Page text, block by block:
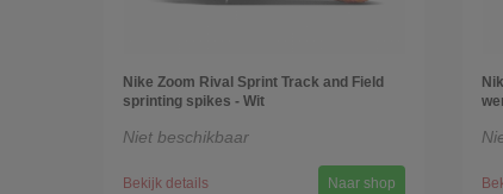
Nike Zoom Rival Sprint Track and Field
sprinting spikes - Wit
Niet beschikbaar
Bekijk details Naar shop